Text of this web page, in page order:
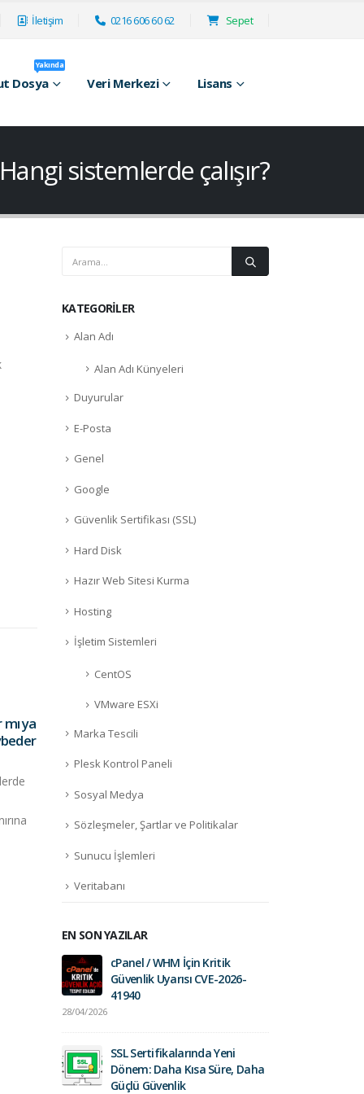
İletişim 0216 606 60 62 Sepet
Dosya
Yakında
Veri Merkezi Lisans
sistemlerde çalışır?
mı ya
M.2 SSD’yi tercih etme
kartlarındaki M.2 yuvalarına
form...
daha fazla oku
KATEGORILER
Alan Adı
Alan Adı Künyeleri
Duyurular
E-Posta
Genel
Google
Güvenlik Sertifikası (SSL)
Hard Disk
Hazır Web Sitesi Kurma
Hosting
İşletim Sistemleri
CentOS
VMware ESXi
Marka Tescili
Plesk Kontrol Paneli
Sosyal Medya
Sözleşmeler, Şartlar ve Politikalar
Sunucu İşlemleri
Veritabanı
EN SON YAZILAR
cPanel / WHM İçin Kritik
Güvenlik Uyarısı CVE-2026-
41940
28/04/2026
SSL Sertifikalarında Yeni
Dönem: Daha Kısa Süre, Daha
Güçlü Güvenlik